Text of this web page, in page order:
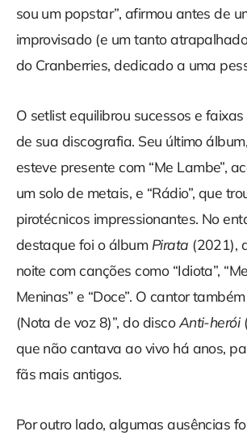
sou um popstar”, afirmou antes de
improvisado (e um tanto
do Cranberries, dedicado a uma
O setlist equilibrou sucessos e
de sua discografia. Seu último álbum,
esteve presente com “Me Lambe”,
um solo de metais, e “Rádio”, que
pirotécnicos impressionantes. No
destaque foi o álbum Pirata (2021),
noite com canções como “Idiota”,
Meninas” e “Doce”. O cantor
(Nota de voz 8)”, do discoAnti-herói
que não cantava ao vivo há anos,
fãs mais antigos.
Por outro lado, algumas ausências